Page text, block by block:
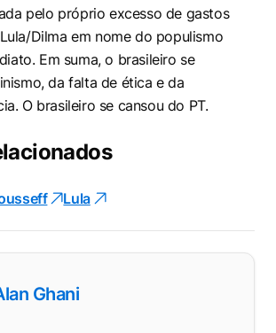
pelo próprio excesso de gastos
Dilma em nome do populismo
Em suma, o brasileiro se
da falta de ética e da
O brasileiro se cansou do PT.
Lula
Ghani